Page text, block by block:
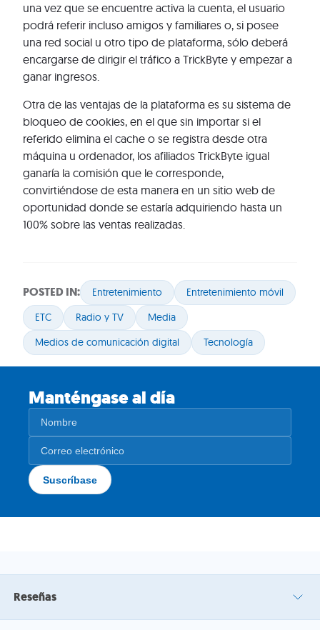
una vez que se encuentre activa la cuenta, el usuario
podrá referir incluso amigos y familiares o, si posee
una red social u otro tipo de plataforma, sólo deberá
encargarse de dirigir el tráfico a TrickByte y empezar a
ganar ingresos.
Otra de las ventajas de la plataforma es su sistema de
bloqueo de cookies, en el que sin importar si el
referido elimina el cache o se registra desde otra
máquina u ordenador, los afiliados TrickByte igual
ganaría la comisión que le corresponde,
convirtiéndose de esta manera en un sitio web de
oportunidad donde se estaría adquiriendo hasta un
100% sobre las ventas realizadas.
POSTED IN: Entretenimiento
Entretenimiento móvil
ETC
Radio y TV
Media
Medios de comunicación digital
Tecnología
Manténgase al día
Reseñas